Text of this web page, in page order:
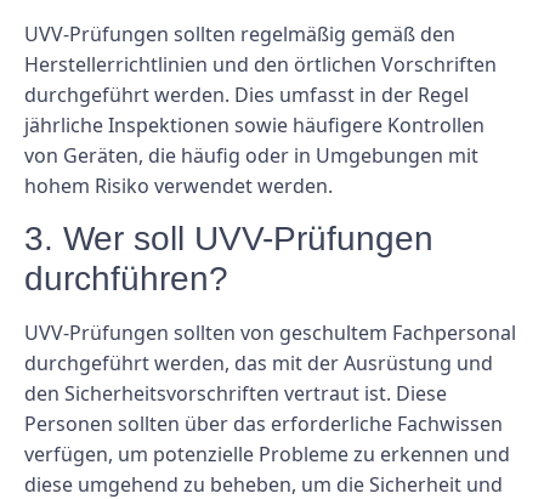
UVV-Prüfungen sollten regelmäßig gemäß den
Herstellerrichtlinien und den örtlichen Vorschriften
durchgeführt werden. Dies umfasst in der Regel
jährliche Inspektionen sowie häufigere Kontrollen
von Geräten, die häufig oder in Umgebungen mit
hohem Risiko verwendet werden.
3. Wer soll UVV-Prüfungen
durchführen?
UVV-Prüfungen sollten von geschultem Fachpersonal
durchgeführt werden, das mit der Ausrüstung und
den Sicherheitsvorschriften vertraut ist. Diese
Personen sollten über das erforderliche Fachwissen
verfügen, um potenzielle Probleme zu erkennen und
diese umgehend zu beheben, um die Sicherheit und